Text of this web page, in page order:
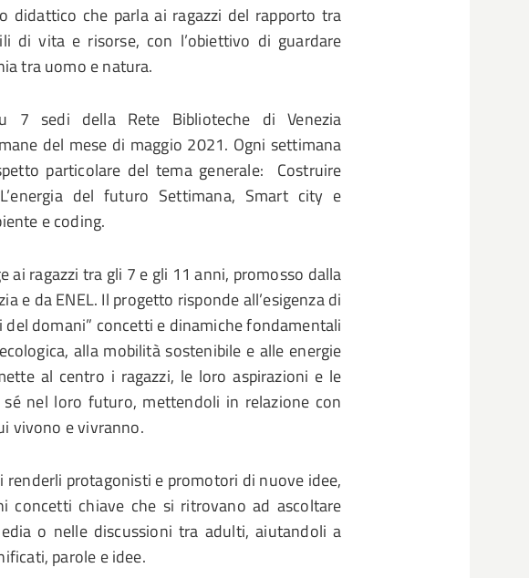
didattico che parla ai ragazzi del rapporto tra
di vita e risorse, con l’obiettivo di guardare
tra uomo e natura.
7 sedi della Rete Biblioteche di Venezia
del mese di maggio 2021. Ogni settimana
particolare del tema generale: Costruire
del futuro Settimana, Smart city e
e coding.
ai ragazzi tra gli 7 e gli 11 anni, promosso dalla
e da ENEL. Il progetto risponde all’esigenza di
del domani” concetti e dinamiche fondamentali
alla mobilità sostenibile e alle energie
al centro i ragazzi, le loro aspirazioni e le
nel loro futuro, mettendoli in relazione con
vivono e vivranno.
renderli protagonisti e promotori di nuove idee,
concetti chiave che si ritrovano ad ascoltare
o nelle discussioni tra adulti, aiutandoli a
parole e idee.